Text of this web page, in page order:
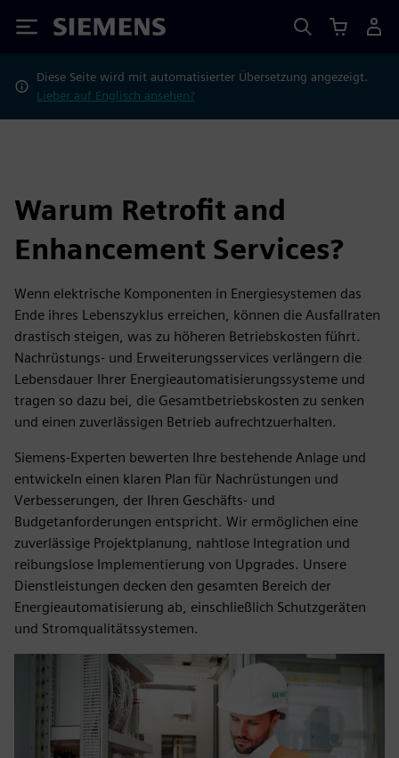
Siemens
Diese Seite wird mit automatisierter Übersetzung angezeigt.
Lieber auf Englisch ansehen?
Warum Retrofit and
Enhancement Services?
Wenn elektrische Komponenten in Energiesystemen das
Ende ihres Lebenszyklus erreichen, können die Ausfallraten
drastisch steigen, was zu höheren Betriebskosten führt.
Nachrüstungs- und Erweiterungsservices verlängern die
Lebensdauer Ihrer Energieautomatisierungssysteme und
tragen so dazu bei, die Gesamtbetriebskosten zu senken
und einen zuverlässigen Betrieb aufrechtzuerhalten.
Siemens-Experten bewerten Ihre bestehende Anlage und
entwickeln einen klaren Plan für Nachrüstungen und
Verbesserungen, der Ihren Geschäfts- und
Budgetanforderungen entspricht. Wir ermöglichen eine
zuverlässige Projektplanung, nahtlose Integration und
reibungslose Implementierung von Upgrades. Unsere
Dienstleistungen decken den gesamten Bereich der
Energieautomatisierung ab, einschließlich Schutzgeräten
und Stromqualitätssystemen.